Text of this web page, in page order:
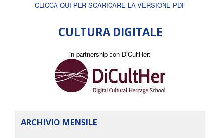
CLICCA QUI PER SCARICARE LA VERSIONE PDF
CULTURA DIGITALE
in partnership con DiCultHer:
ARCHIVIO MENSILE